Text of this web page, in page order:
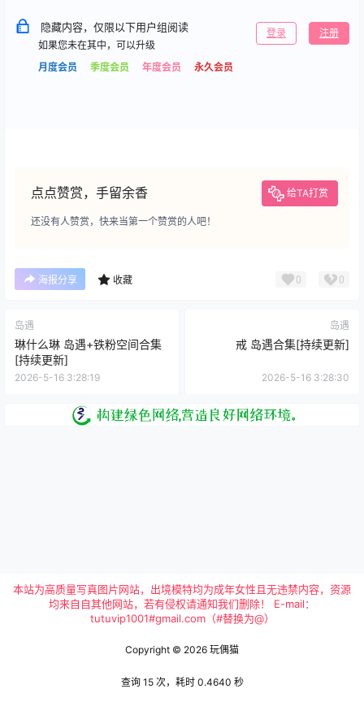
隐藏内容，仅限以下用户组阅读
如果您未在其中，可以升级
月度会员
季度会员 年度会员 永久会员
登录 注册
点点赞赏，手留余香 给TA打赏
还没有人赞赏，快来当第一个赞赏的人吧！
海报分享 收藏 0 0
岛遇
琳什么琳 岛遇+铁粉空间合集
[持续更新]
2026-5-16 3:28:19
岛遇
戒 岛遇合集[持续更新]
2026-5-16 3:28:30
本站为高质量写真图片网站，出境模特均为成年女性且无违禁内容，资源
均来自自其他网站，若有侵权请通知我们删除！ E-mail：
tutuvip1001#gmail.com（#替换为@）
Copyright © 2026 玩偶猫
查询 15 次，耗时 0.4640 秒